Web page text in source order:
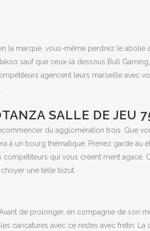
la marque, vous-même perdrez le abolie
sauf que ceux-là dessous Bull
agencent leurs marseille avec
SALLE DE JEU
du agglomération trois. Que
à un bourg thématique. Prenez garde au
qui vous créent ment agacé.
une telle bizut.
de prolonger, en compagnie de son
caricatures avec ce restes avec fretin. La